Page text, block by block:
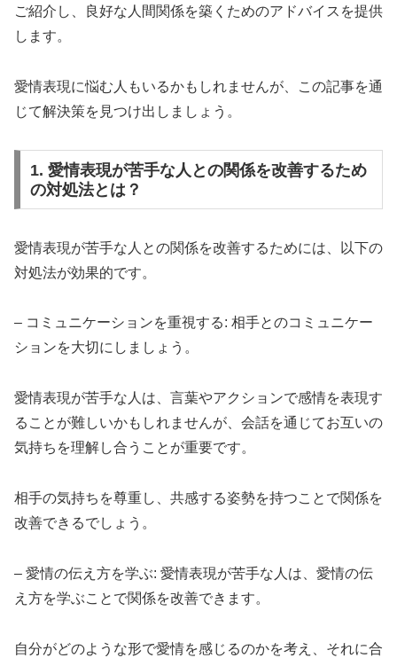
ご紹介し、良好な人間関係を築くためのアドバイスを提供
します。
愛情表現に悩む人もいるかもしれませんが、この記事を通
じて解決策を見つけ出しましょう。
1. 愛情表現が苦手な人との関係を改善するため
の対処法とは？
愛情表現が苦手な人との関係を改善するためには、以下の
対処法が効果的です。
– コミュニケーションを重視する: 相手とのコミュニケー
ションを大切にしましょう。
愛情表現が苦手な人は、言葉やアクションで感情を表現す
ることが難しいかもしれませんが、会話を通じてお互いの
気持ちを理解し合うことが重要です。
相手の気持ちを尊重し、共感する姿勢を持つことで関係を
改善できるでしょう。
– 愛情の伝え方を学ぶ: 愛情表現が苦手な人は、愛情の伝
え方を学ぶことで関係を改善できます。
自分がどのような形で愛情を感じるのかを考え、それに合